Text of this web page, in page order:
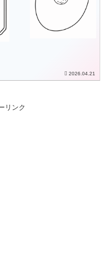
2026.04.21
リンク